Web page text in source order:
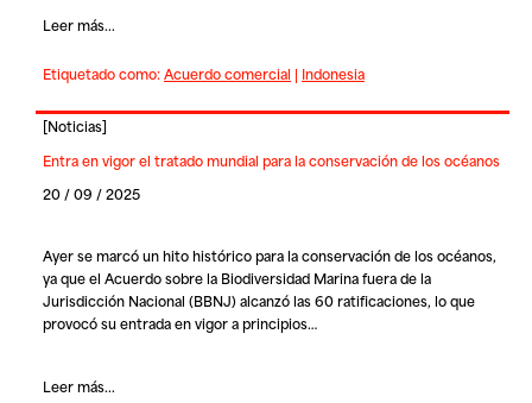
Leer más...
Etiquetado como:Acuerdo comercial | Indonesia
[Noticias]
Entra en vigor el tratado mundial para la conservación de los océanos
20 / 09 / 2025
Ayer se marcó un hito histórico para la conservación de los océanos,
ya que el Acuerdo sobre la Biodiversidad Marina fuera de la
Jurisdicción Nacional (BBNJ) alcanzó las 60 ratificaciones, lo que
provocó su entrada en vigor a principios…
Leer más...